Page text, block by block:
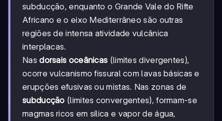
subducção, enquanto o Grande Vale do Rifte
Africano e o eixo Mediterrâneo são outras
regiões de intensa atividade vulcânica
interplacas.
Nasdorsais oceânicas (limites divergentes),
ocorre vulcanismo fissural com lavas básicas e
erupções efusivas ou mistas. Nas zonas de
subducção (limites convergentes), formam-se
magmas ricos em sílica e vapor de água,